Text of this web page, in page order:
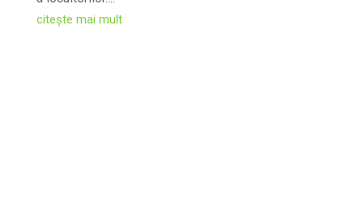
citește mai mult